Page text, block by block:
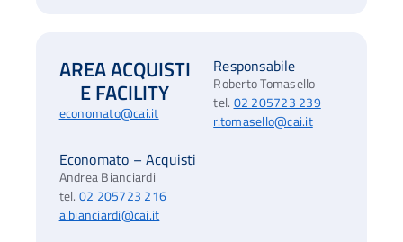
AREA ACQUISTI
E FACILITY
economato@cai.it
Responsabile
Roberto Tomasello
tel.02 205723 239
r.tomasello@cai.it
Economato – Acquisti
Andrea Bianciardi
tel. 02 205723 216
a.bianciardi@cai.it